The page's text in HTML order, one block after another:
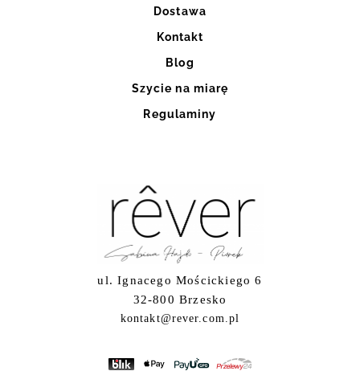
Dostawa
Kontakt
Blog
Szycie na miarę
Regulaminy
ul. Ignacego Mościckiego 6
32-800 Brzesko
kontakt@rever.com.pl